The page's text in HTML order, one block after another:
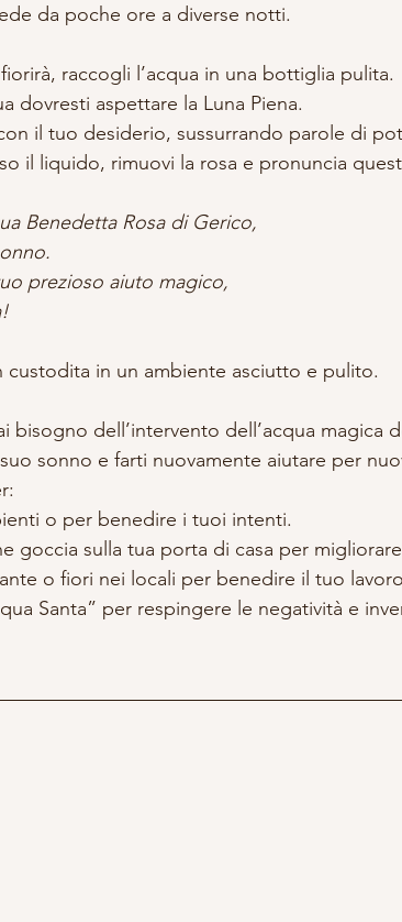
da poche ore a diverse notti.
raccogli l’acqua in una bottiglia pulita.
dovresti aspettare la Luna Piena.
il tuo desiderio, sussurrando parole di
il liquido, rimuovi la rosa e pronuncia
Benedetta Rosa di Gerico,
prezioso aiuto magico,
in un ambiente asciutto e pulito.
bisogno dell’intervento dell’acqua magica
sonno e farti nuovamente aiutare per
o per benedire i tuoi intenti.
goccia sulla tua porta di casa per
o fiori nei locali per benedire il tuo
Santa” per respingere le negatività e